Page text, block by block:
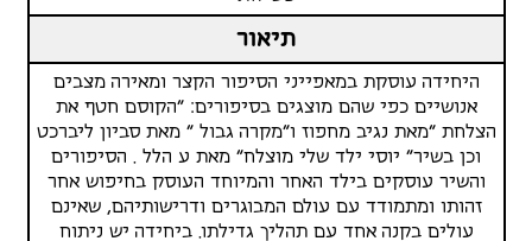
תיאור
היחידה עוסקת במאפייני הסיפור הקצר ומאירה מצבים
אנושיים כפי שהם מוצגים בסיפורים: "הקוסם חטף את
הצלחת "מאת נגיב מחפוז ו"מקרה גבול " מאת סביון ליברכט
וכן בשיר" יוסי ילד שלי מוצלח" מאת ע הלל . הסיפורים
והשיר עוסקים בילד האחר והמיוחד העוסק בחיפוש אחר
זהותו ומתמודד עם עולם המבוגרים ודרישותיהם, שאינם
עולים בקנה אחד עם תהליך גדילתו. ביחידה יש ניתוח